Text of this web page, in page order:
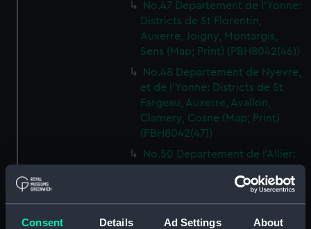
Consent Details Ad Settings About
No.47 Departement de l'Yonne:
Districts de St Florentin,
Auxerre, Joigny, Montargis,
Sens (Map; Print) (PBH8042(46))
No.48 Departement de Nyevre,
et de l'Yonne: Districts de St
Fargeau, Auxerre, Avallon,
Clamery, Cosne (Map; Print)
(PBH8042(47))
No.50 Departement de l'Allier:
Bourbon l'Archambault (Map;
No.51 Departement de l'Allier: